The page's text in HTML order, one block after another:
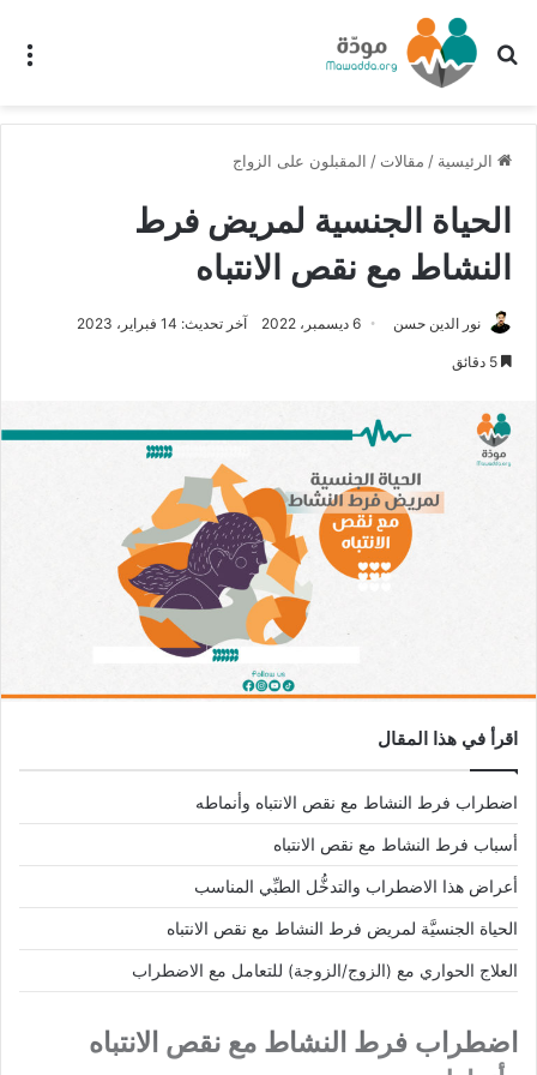
بحث عن
الرئيسية / مقالات / المقبلون على الزواج
الحياة الجنسية لمريض فرط
النشاط مع نقص الانتباه
نور الدين حسن 6 ديسمبر، 2022 آخر تحديث: 14 فبراير، 2023
اقرأ في هذا المقال
اضطراب فرط النشاط مع نقص الانتباه وأنماطه
أسباب فرط النشاط مع نقص الانتباه
أعراض هذا الاضطراب والتدخُّل الطبِّي المناسب
الحياة الجنسيَّة لمريض فرط النشاط مع نقص الانتباه
العلاج الحواري مع (الزوج/الزوجة) للتعامل مع الاضطراب
اضطراب فرط النشاط مع نقص الانتباه